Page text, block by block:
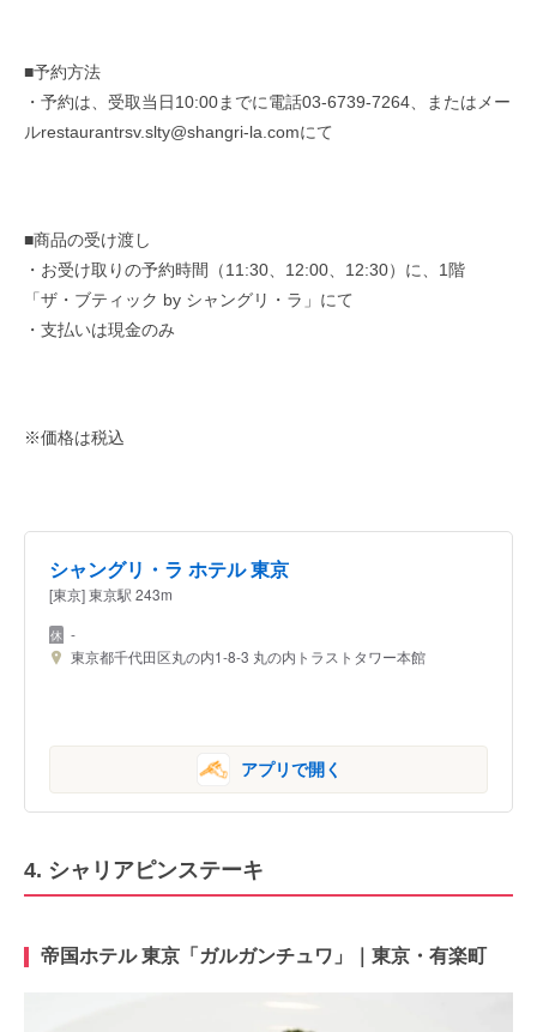
■予約方法
・予約は、受取当日10:00までに電話03-6739-7264、またはメー
ルrestaurantrsv.slty@shangri-la.comにて
■商品の受け渡し
・お受け取りの予約時間（11:30、12:00、12:30）に、1階
「ザ・ブティック by シャングリ・ラ」にて
・支払いは現金のみ
※価格は税込
シャングリ・ラ ホテル 東京
[東京] 東京駅 243m
-
東京都千代田区丸の内1-8-3 丸の内トラストタワー本館
アプリで開く
4. シャリアピンステーキ
帝国ホテル 東京「ガルガンチュワ」｜東京・有楽町